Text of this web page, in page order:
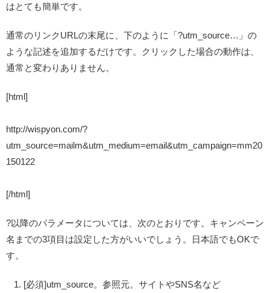
はとても簡単です。
通常のリンクURLの末尾に、下のように「?utm_source…」の
ような記述を追加するだけです。クリックした場合の動作は、
通常と変わりありません。
[html]
http://wispyon.com/?
utm_source=mailm&utm_medium=email&utm_campaign=mm20
150122
[/html]
?以降のパラメータについては、次のとおりです。キャンペーン
名までの3項目は設定した方がいいでしょう。日本語でもOKで
す。
[必須]utm_source。参照元。サイトやSNS名など